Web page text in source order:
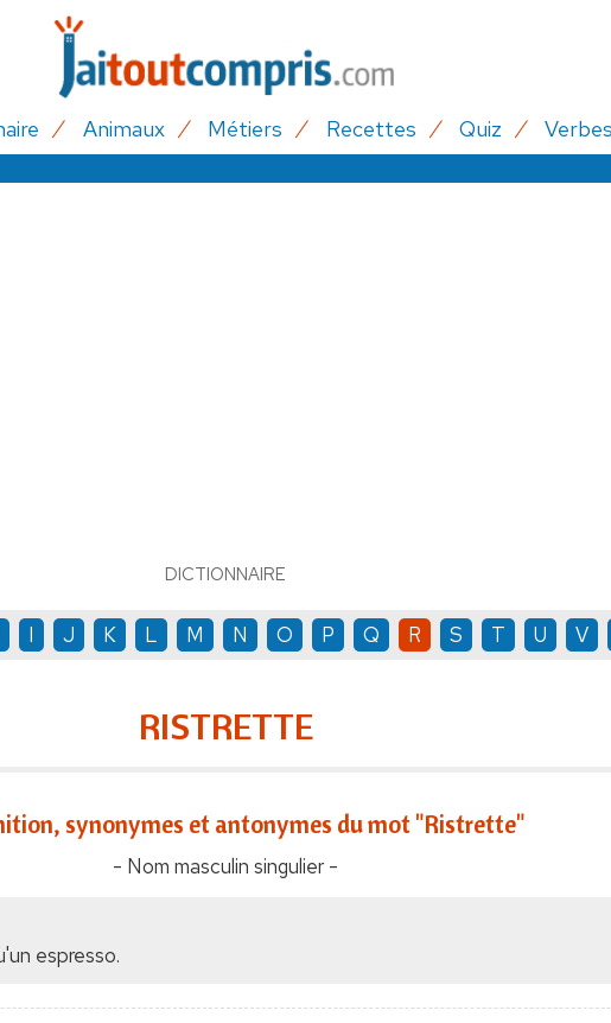
Animaux Métiers Recettes Quiz Verbes
DICTIONNAIRE
I J K L M N O P Q R S T U V
RISTRETTE
synonymes et antonymes du mot "Ristrette"
- Nom masculin singulier -
espresso.